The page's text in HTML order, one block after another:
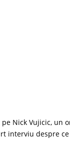
pe Nick Vujicic, un
interviu despre